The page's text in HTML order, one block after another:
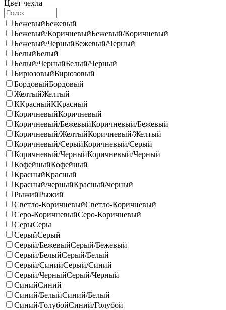
Цвет чехла
БежевыйБежевый
Бежевый/КоричневыйБежевый/Коричневый
Бежевый/ЧерныйБежевый/Черный
БелыйБелый
Белый/ЧерныйБелый/Черный
БирюзовыйБирюзовый
БордовыйБордовый
ЖелтыйЖелтый
ККрасныйККрасный
КоричневыйКоричневый
Коричневый/БежевыйКоричневый/Бежевый
Коричневый/ЖелтыйКоричневый/Желтый
Коричневый/СерыйКоричневый/Серый
Коричневый/ЧерныйКоричневый/Черный
КофейныйКофейный
КрасныйКрасный
Красный/черныйКрасный/черный
РыжийРыжий
Светло-КоричневыйСветло-Коричневый
Серо-КоричневыйСеро-Коричневый
СерыСеры
СерыйСерый
Серый/БежевыйСерый/Бежевый
Серый/БелыйСерый/Белый
Серый/СинийСерый/Синий
Серый/ЧерныйСерый/Черный
СинийСиний
Синий/БелыйСиний/Белый
Синий/ГолубойСиний/Голубой